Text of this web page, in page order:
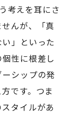
考えを耳にさ
んが、「真
」といった
性に根差し
シップの発
です。つま
タイルがあ